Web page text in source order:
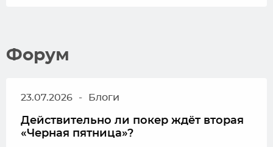
Форум
23.07.2026 - Блоги
Действительно ли покер ждёт вторая
«Черная пятница»?